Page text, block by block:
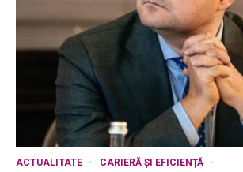
ACTUALITATE
CARIERĂ ȘI EFICIENȚĂ